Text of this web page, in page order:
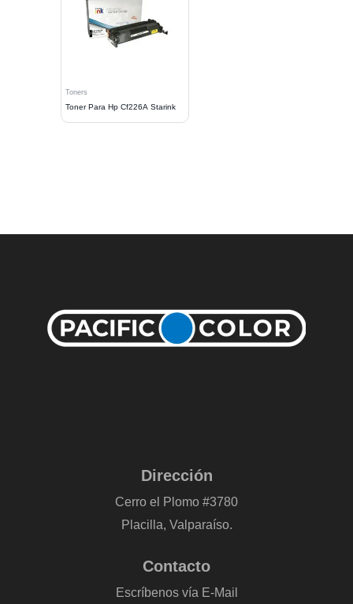
Toners
Toner Para Hp Cf226A Starink
Dirección
Cerro el Plomo #3780
Placilla, Valparaíso.
Contacto
Escríbenos vía E-Mail